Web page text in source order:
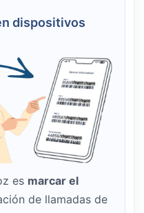
dispositivos
es marcar el
de llamadas de